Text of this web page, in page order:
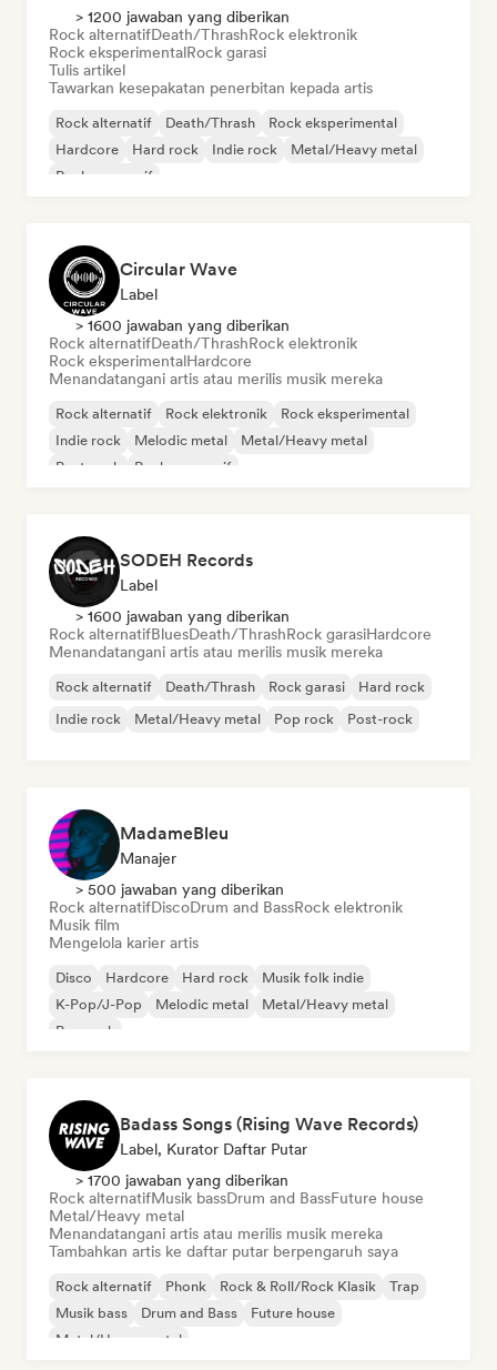
> 1200 jawaban yang diberikan
Rock alternatifDeath/ThrashRock elektronik
Rock eksperimentalRock garasi
Tulis artikel
Tawarkan kesepakatan penerbitan kepada artis
Rock alternatif Death/Thrash
Rock eksperimental
Hardcore
Hard rock Indie rock
Metal/Heavy metal
Rock progresif
Circular Wave
Label
> 1600 jawaban yang diberikan
Rock alternatifDeath/ThrashRock elektronik
Rock eksperimentalHardcore
Menandatangani artis atau merilis musik mereka
Rock alternatif Rock elektronik
Rock eksperimental
Indie rock
Melodic metal
Metal/Heavy metal
Post-rock
Rock progresif
SODEH Records
Label
> 1600 jawaban yang diberikan
Rock alternatifBluesDeath/ThrashRock garasiHardcore
Menandatangani artis atau merilis musik mereka
Rock alternatif Death/Thrash Rock garasi
Hard rock
Indie rock
Metal/Heavy metal Pop rock Post-rock
MadameBleu
Manajer
> 500 jawaban yang diberikan
Rock alternatifDiscoDrum and BassRock elektronik
Musik film
Mengelola karier artis
Disco Hardcore Hard rock
Musik folk indie
K-Pop/J-Pop
Melodic metal
Metal/Heavy metal
Pop rock
Badass Songs (Rising Wave Records)
Label, Kurator Daftar Putar
> 1700 jawaban yang diberikan
Rock alternatifMusik bassDrum and BassFuture house
Metal/Heavy metal
Menandatangani artis atau merilis musik mereka
Tambahkan artis ke daftar putar berpengaruh saya
Rock alternatif Phonk Rock & Roll/Rock Klasik
Trap
Musik bass
Drum and Bass
Future house
Metal/Heavy metal